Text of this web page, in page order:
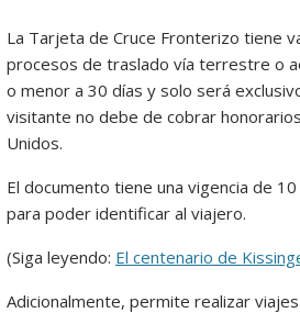
La Tarjeta de Cruce Fronterizo tiene
procesos de traslado vía terrestre o
o menor a 30 días y solo será
visitante no debe de cobrar
Unidos.
El documento tiene una vigencia de
para poder identificar al viajero.
(Siga leyendo: El centenario de
Adicionalmente, permite realizar